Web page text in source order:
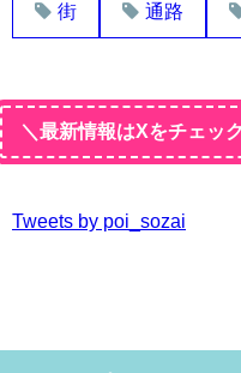
街 通路
＼最新情報はXをチェッ
Tweets by poi_sozai